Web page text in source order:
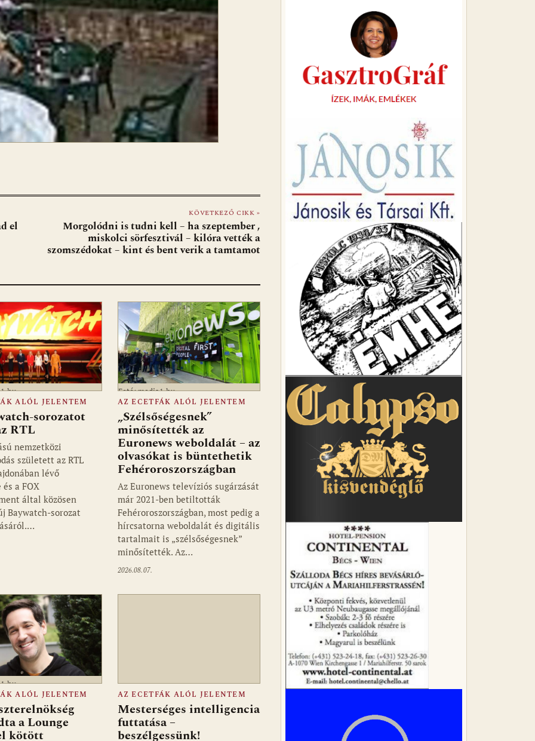
el
KÖVETKEZŐ CIKK »
Morgolódni is tudni kell – ha szeptember ,
miskolci sörfesztivál – kilóra vették a
szomszédokat – kint és bent verik a tamtamot
ALÓL JELENTEM
sorozatot
RTL
nemzetközi
született az RTL
lévő
a FOX
által közösen
Baywatch-sorozat
Fotó: media1.hu
AZ ECETFÁK ALÓL JELENTEM
„Szélsőségesnek”
minősítették az
Euronews weboldalát – az
olvasókat is büntethetik
Fehéroroszországban
Az Euronews televíziós sugárzását
már 2021-ben betiltották
Fehéroroszországban, most pedig a
hírcsatorna weboldalát és digitális
tartalmait is „szélsőségesnek”
minősítették. Az…
2026.08.07.
ALÓL JELENTEM
a Lounge
kötött
AZ ECETFÁK ALÓL JELENTEM
Mesterséges intelligencia
futtatása –
beszélgessünk!